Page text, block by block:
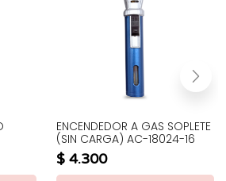
ENCENDEDOR A GAS SOPLETE
(SIN CARGA) AC-18024-16
$ 4.300